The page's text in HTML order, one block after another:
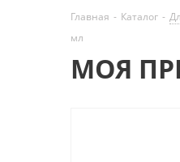
Главная - Каталог -
мл
МОЯ